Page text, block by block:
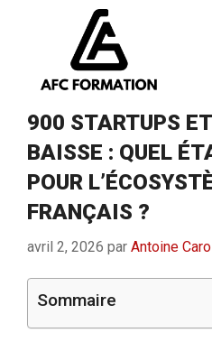
900 STARTUPS
BAISSE : QUEL
POUR
FRANÇAIS ?
avril 2, 2026 par Antoine
Sommaire